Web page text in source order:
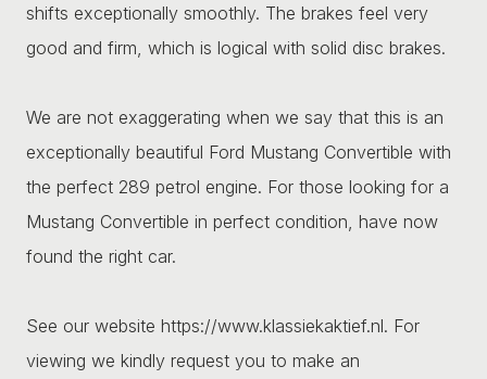
shifts exceptionally smoothly. The brakes feel very
good and firm, which is logical with solid disc brakes.
We are not exaggerating when we say that this is an
exceptionally beautiful Ford Mustang Convertible with
the perfect 289 petrol engine. For those looking for a
Mustang Convertible in perfect condition, have now
found the right car.
See our website https://www.klassiekaktief.nl. For
viewing we kindly request you to make an